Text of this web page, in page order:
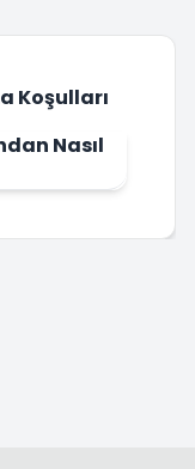
Koşulları
Nasıl